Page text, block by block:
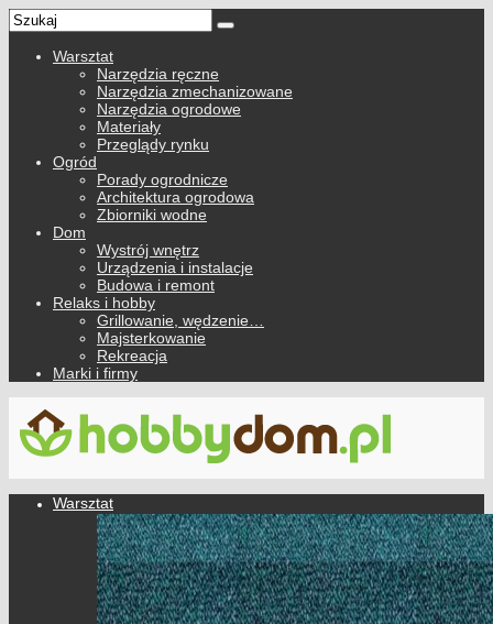
Warsztat
Narzędzia ręczne
Narzędzia zmechanizowane
Narzędzia ogrodowe
Materiały
Przeglądy rynku
Ogród
Porady ogrodnicze
Architektura ogrodowa
Zbiorniki wodne
Dom
Wystrój wnętrz
Urządzenia i instalacje
Budowa i remont
Relaks i hobby
Grillowanie, wędzenie…
Majsterkowanie
Rekreacja
Marki i firmy
Warsztat